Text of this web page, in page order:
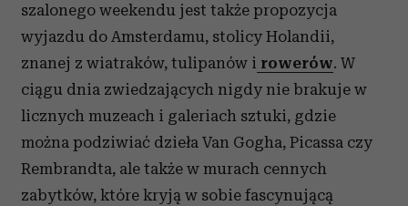
szalonego weekendu jest także propozycja
wyjazdu do Amsterdamu, stolicy Holandii,
znanej z wiatraków, tulipanów i rowerów. W
ciągu dnia zwiedzających nigdy nie brakuje w
licznych muzeach i galeriach sztuki, gdzie
można podziwiać dzieła Van Gogha, Picassa czy
Rembrandta, ale także w murach cennych
zabytków, które kryją w sobie fascynującą